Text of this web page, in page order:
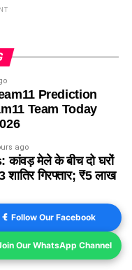
Prediction
Team Today
ago
मेले के बीच दो घरों
शातिर गिरफ्तार; ₹5 लाख
Dream11
27: The Hundred
Follow Our Facebook
Our WhatsApp Channel